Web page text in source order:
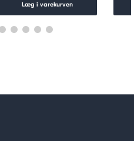
Læg i varekurven